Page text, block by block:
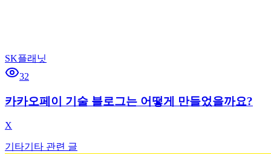
SK플래닛
32
카카오페이 기술 블로그는 어떻게 만들었을까요?
X
기타기타 관련 글